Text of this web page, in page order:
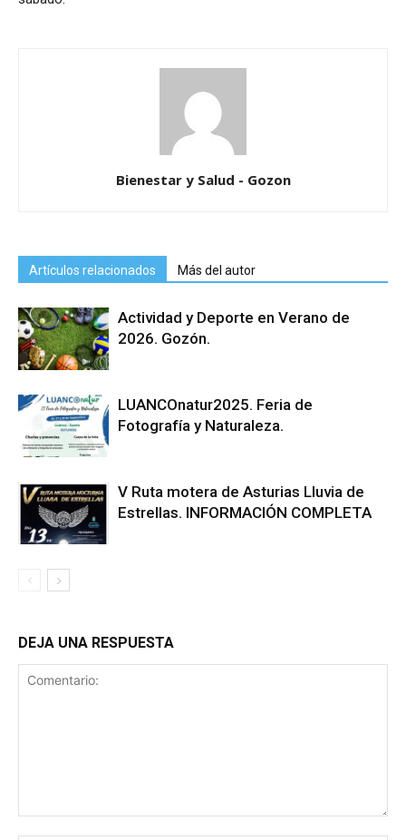
Bienestar y Salud - Gozon
Artículos relacionados Más del autor
Actividad y Deporte en Verano de
2026. Gozón.
LUANCOnatur2025. Feria de
Fotografía y Naturaleza.
V Ruta motera de Asturias Lluvia de
Estrellas. INFORMACIÓN COMPLETA
DEJA UNA RESPUESTA